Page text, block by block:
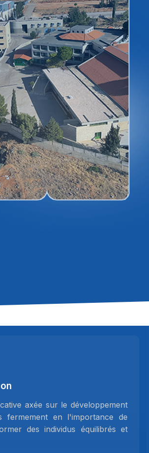
axée sur le développement
fermement en l'importance de
des individus équilibrés et